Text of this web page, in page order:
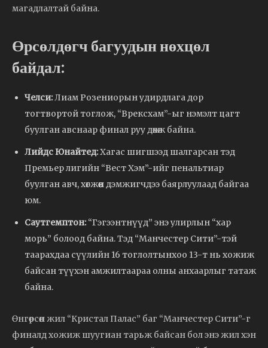
магадлалтай байна.
Өрсөлдөгч багуудын нөхцөл
байдал:
Челси:Лиам Розениорын удирдлага дор
тогтвортой тоглож, “Врексхам”-ыг нэмэлт цагт
буулган авснаар финал руу дөхөж байна.
Лийдс Юнайтед:Хагас шигшээд шалгарсан тэд
Премьер лигийн “Вест Хэм”-ийг пенальтиар
буулган авч, хөгжөөн дэмжигчдээ баярлуулаад байгаа
юм.
Саутгемптон: “Гэгээнтнүүд” энэ улирлын “хар
морь” болоод байна. Тэд “Манчестер Сити”-тэй
таарахдаа сүүлийн 16 тоглолтынхоо 13-т нь хожиж
байсан түүхэн амжилтаараа олны анхаарлыг татаж
байна.
Өнгөрсөн жил “Кристал Палас” баг “Манчестер Сити”-г
финалд хожиж шуугиан тарьж байсан бол энэ жил хэн